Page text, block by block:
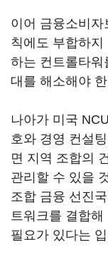
이어 금융소비자
칙에도 부합하
하는 컨트롤타워
대를 해소해야
나아가 미국
호와 경영 컨설
면 지역 조합의
관리할 수 있을
조합 금융 선진
트워크를 결합
필요가 있다는